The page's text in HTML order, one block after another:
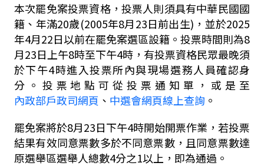
本次罷免案投票資格，投票人則須具有中華民國國
籍、年滿20歲(2005年8月23日前出生)，並於2025
年4月22日以前在罷免案選區設籍。投票時間則為8
月23日上午8時至下午4時，有投票資格民眾最晚須
於下午4時進入投票所內與現場選務人員確認身
分。投票地點可從投票通知單，或是至
內政部戶政司網頁 、 中選會網頁線上查詢 。
罷免案將於8月23日下午4時開始開票作業，若投票
結果有效同意票數多於不同意票數，且同意票數達
原選舉區選舉人總數4分之1以上，即為通過。